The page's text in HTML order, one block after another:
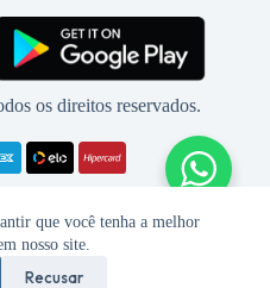
que você tenha a melhor
nosso site.
Recusar
os direitos reservados.